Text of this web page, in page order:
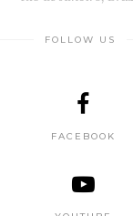
FOLLOW US
FACEBOOK